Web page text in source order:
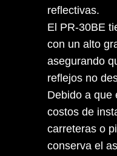
reflectivas.
El PR-30BE
con un alto
asegurando
reflejos no
Debido a que
costos de
carreteras o
conserva el